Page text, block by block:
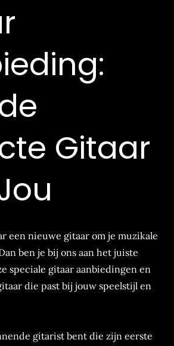
Gitaar
een nieuwe gitaar om je muzikale
ben je bij ons aan het juiste
speciale gitaar aanbiedingen en
die past bij jouw speelstijl en
gitarist bent die zijn eerste